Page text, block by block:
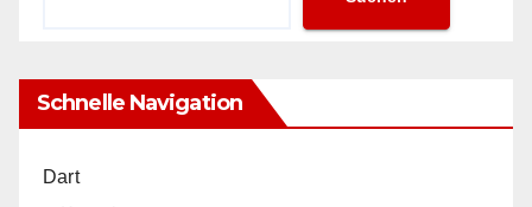
Schnelle Navigation
Dart